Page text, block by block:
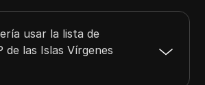
usar la lista de
de las Islas Vírgenes